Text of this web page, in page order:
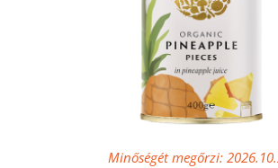
Minőségét megőrzi: